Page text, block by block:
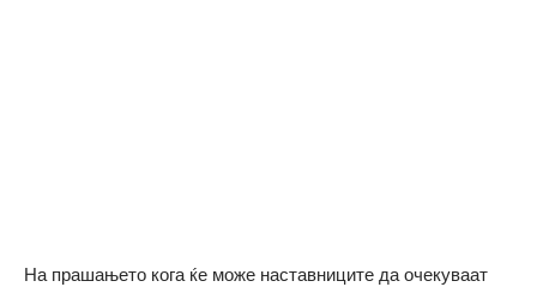
На прашањето кога ќе може наставниците да очекуваат